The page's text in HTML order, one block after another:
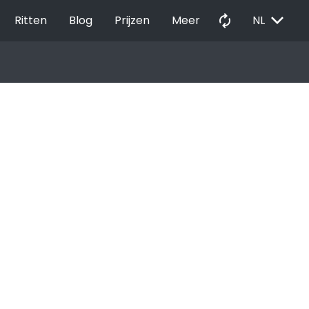
Ritten Blog Prijzen Meer autorenew NL EXPAND_MORE